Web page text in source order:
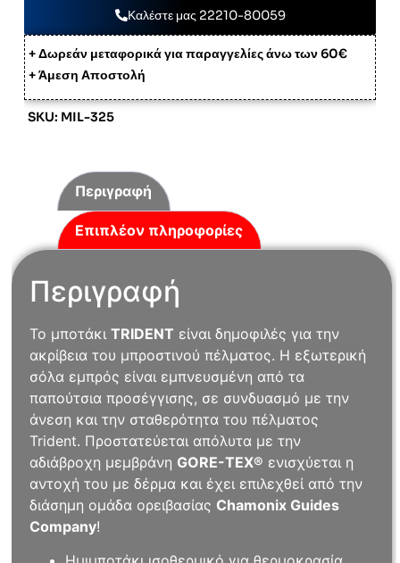
Καλέστε μας 22210-80059
+ Δωρεάν μεταφορικά για παραγγελίες άνω των 60€
+ Άμεση Αποστολή
SKU: MIL-325
Περιγραφή
Επιπλέον πληροφορίες
Περιγραφή
Το μποτάκιTRIDENT είναι δημοφιλές για την
ακρίβεια του μπροστινού πέλματος. Η εξωτερική
σόλα εμπρός είναι εμπνευσμένη από τα
παπούτσια προσέγγισης, σε συνδυασμό με την
άνεση και την σταθερότητα του πέλματος
Trident. Προστατεύεται απόλυτα με την
αδιάβροχη μεμβράνη GORE-TEX® ενισχύεται η
αντοχή του με δέρμα και έχει επιλεχθεί από την
διάσημη ομάδα ορειβασίας Chamonix Guides
Company!